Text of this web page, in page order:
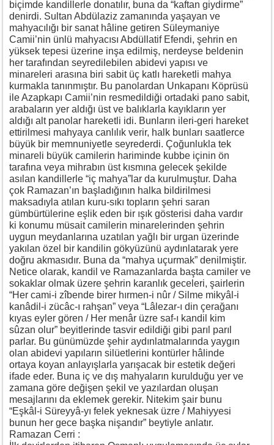
biçimde kandillerle donatılır, buna da “kaftan giydirme”
denirdi. Sultan Abdülaziz zamanında yaşayan ve
mahyacılığı bir sanat hâline getiren Süleymaniye
Camii’nin ünlü mahyacısı Abdüllatif Efendi, şehrin en
yüksek tepesi üzerine inşa edilmiş, nerdeyse beldenin
her tarafından seyredilebilen abidevi yapısı ve
minareleri arasına biri sabit üç katlı hareketli mahya
kurmakla tanınmıştır. Bu panolardan Unkapanı Köprüsü
ile Azapkapı Camii’nin resmedildiği ortadaki pano sabit,
arabaların yer aldığı üst ve balıklarla kayıkların yer
aldığı alt panolar hareketli idi. Bunların ileri-geri hareket
ettirilmesi mahyaya canlılık verir, halk bunları saatlerce
büyük bir memnuniyetle seyrederdi. Çoğunlukla tek
minareli büyük camilerin hariminde kubbe içinin ön
tarafına veya mihrabın üst kısmına gelecek şekilde
asılan kandillerle “iç mahya”lar da kurulmuştur. Daha
çok Ramazan’ın başladığının halka bildirilmesi
maksadıyla atılan kuru-sıkı topların şehri saran
gümbürtülerine eşlik eden bir ışık gösterisi daha vardır
ki konumu müsait camilerin minarelerinden şehrin
uygun meydanlarına uzatılan yağlı bir urgan üzerinde
yakılan özel bir kandilin gökyüzünü aydınlatarak yere
doğru akmasıdır. Buna da “mahya uçurmak” denilmiştir.
Netice olarak, kandil ve Ramazanlarda başta camiler ve
sokaklar olmak üzere şehrin karanlık geceleri, şairlerin
“Her cami-i zîbende birer hırmen-i nûr / Silme mikyâl-i
kanâdil-i zücâc-ı rahşan” veya “Lâlezar-ı din çerağanı
kıyas eyler gören / Her menâr üzre saf-ı kandil kim
sûzan olur” beyitlerinde tasvir edildiği gibi parıl parıl
parlar. Bu günümüzde şehir aydınlatmalarında yaygın
olan abidevi yapıların silüetlerini kontürler hâlinde
ortaya koyan anlayışlarla yarışacak bir estetik değeri
ifade eder. Buna iç ve dış mahyaların kurulduğu yer ve
zamana göre değişen şekil ve yazılardan oluşan
mesajlarını da eklemek gerekir. Nitekim şair bunu
“Eşkâl-i Süreyyâ-yı felek yeknesak üzre / Mahiyyesi
bunun her gece başka nişandır” beytiyle anlatır.
Ramazan Cerri :